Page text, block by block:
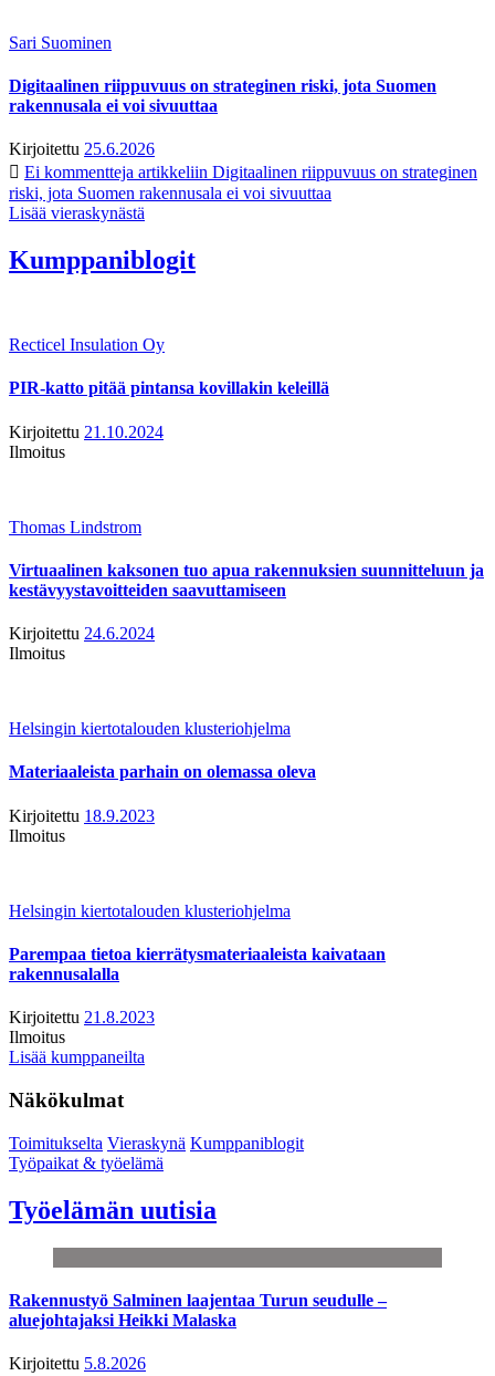
Sari Suominen
Digitaalinen riippuvuus on strateginen riski, jota Suomen
rakennusala ei voi sivuuttaa
Kirjoitettu 25.6.2026
Ei kommentteja artikkeliin Digitaalinen riippuvuus on strateginen
riski, jota Suomen rakennusala ei voi sivuuttaa
Lisää vieraskynästä
Kumppaniblogit
Recticel Insulation Oy
PIR-katto pitää pintansa kovillakin keleillä
Kirjoitettu 21.10.2024
Ilmoitus
Thomas Lindstrom
Virtuaalinen kaksonen tuo apua rakennuksien suunnitteluun ja
kestävyystavoitteiden saavuttamiseen
Kirjoitettu 24.6.2024
Ilmoitus
Helsingin kiertotalouden klusteriohjelma
Materiaaleista parhain on olemassa oleva
Kirjoitettu 18.9.2023
Ilmoitus
Helsingin kiertotalouden klusteriohjelma
Parempaa tietoa kierrätysmateriaaleista kaivataan
rakennusalalla
Kirjoitettu 21.8.2023
Ilmoitus
Lisää kumppaneilta
Näkökulmat
Toimitukselta Vieraskynä Kumppaniblogit
Työpaikat & työelämä
Työelämän uutisia
Rakennustyö Salminen laajentaa Turun seudulle –
aluejohtajaksi Heikki Malaska
Kirjoitettu 5.8.2026